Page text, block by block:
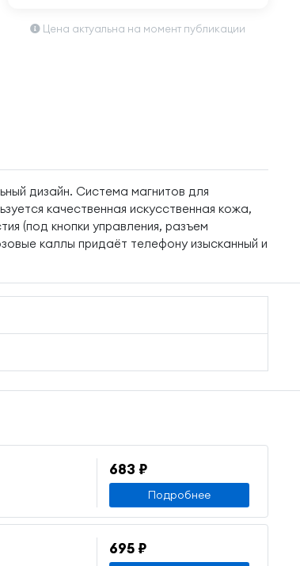
Цена актуальна на момент публикации
дизайн. Система магнитов для
качественная искусственная кожа,
(под кнопки управления, разъем
каллы придаёт телефону изысканный и
683 ₽
Подробнее
695 ₽